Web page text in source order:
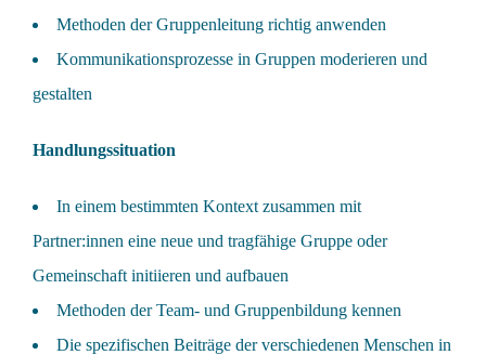
Methoden der Gruppenleitung richtig anwenden
Kommunikationsprozesse in Gruppen moderieren und
gestalten
Handlungssituation
In einem bestimmten Kontext zusammen mit
Partner:innen eine neue und tragfähige Gruppe oder
Gemeinschaft initiieren und aufbauen
Methoden der Team- und Gruppenbildung kennen
Die spezifischen Beiträge der verschiedenen Menschen in